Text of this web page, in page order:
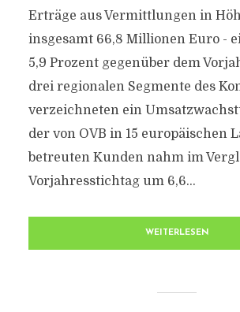
Erträge aus Vermittlungen in
insgesamt 66,8 Millionen Euro -
5,9 Prozent gegenüber dem
drei regionalen Segmente des
verzeichneten ein
der von OVB in 15 europäischen
betreuten Kunden nahm im
Vorjahresstichtag um 6,6...
WEITERLESEN